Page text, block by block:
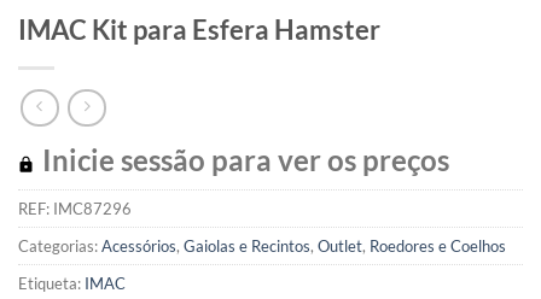
IMAC Kit para Esfera Hamster
Inicie sessão para ver os preços
REF: IMC87296
Categorias:Acessórios, Gaiolas e Recintos, Outlet, Roedores e Coelhos
Etiqueta: IMAC